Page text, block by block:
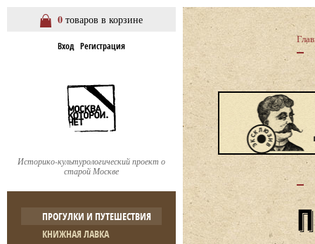
0 товаров в корзине
Вход Регистрация
Историко-культурологический проект о
старой Москве
ПРОГУЛКИ И ПУТЕШЕСТВИЯ
КНИЖНАЯ ЛАВКА